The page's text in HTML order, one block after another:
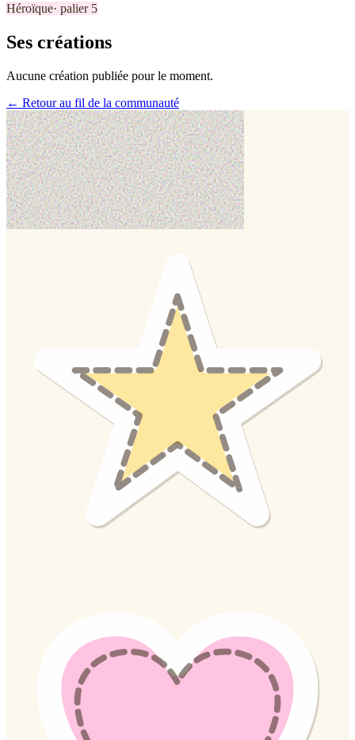
Héroïque· palier 5
Ses créations
Aucune création publiée pour le moment.
← Retour au fil de la communauté